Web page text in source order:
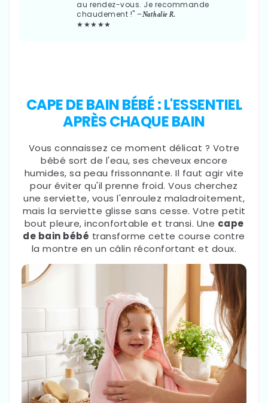
au rendez-vous. Je recommande
chaudement !" –Nathalie R.
★★★★★
CAPE DE BAIN BÉBÉ : L'ESSENTIEL
APRÈS CHAQUE BAIN
Vous connaissez ce moment délicat ? Votre
bébé sort de l'eau, ses cheveux encore
humides, sa peau frissonnante. Il faut agir vite
pour éviter qu'il prenne froid. Vous cherchez
une serviette, vous l'enroulez maladroitement,
mais la serviette glisse sans cesse. Votre petit
bout pleure, inconfortable et transi. Une cape
de bain bébé transforme cette course contre
la montre en un câlin réconfortant et doux.